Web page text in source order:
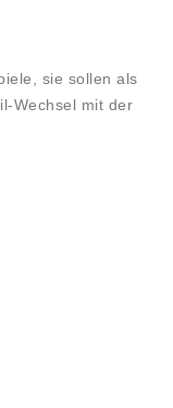
sie sollen als
Wechsel mit der